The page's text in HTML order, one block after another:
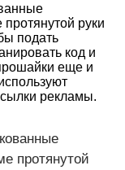
руки
подать
код и
еще и
рекламы.
протянутой